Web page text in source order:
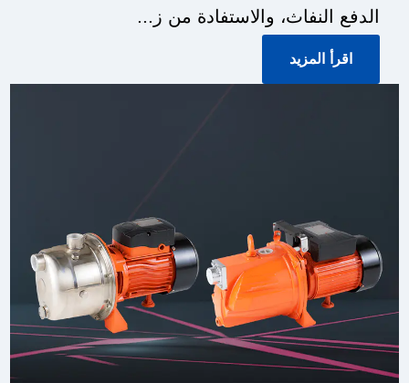
الدفع النفاث، والاستفادة من ز...
اقرأ المزيد